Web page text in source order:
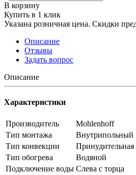
В корзину
Купить в 1 клик
Указана розничная цена. Скидки
Описание
Отзывы
Задать вопрос
Описание
Характеристики
Производитель
Mohlenhoff
Тип монтажа
Внутрипольный
Тип конвекции
Принудительная
Тип обогрева
Водяной
Подключение воды Слева с торца